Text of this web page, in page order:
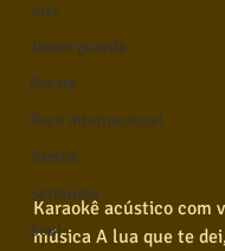
Jazz
Jovem guarda
Poesia
Rock internacional
Samba
Sertanejo
Soul
Karaokê acústico com
música A lua que te